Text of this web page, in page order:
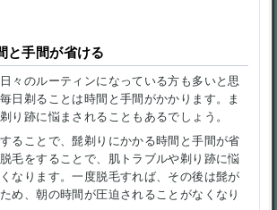
と手間が省ける
々のルーティンになっている方も多いと思
日剃ることは時間と手間がかかります。ま
り跡に悩まされることもあるでしょう。
ることで、髭剃りにかかる時間と手間が省
毛をすることで、肌トラブルや剃り跡に悩
なります。一度脱毛すれば、その後は髭が
め、朝の時間が圧迫されることがなくなり